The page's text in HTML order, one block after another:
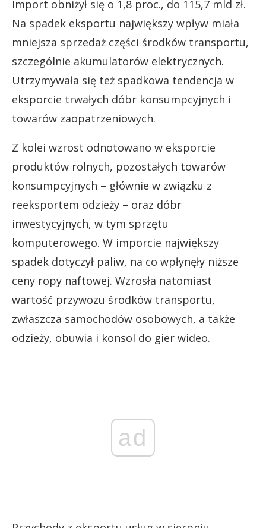
Import obniżył się o 1,8 proc., do 115,7 mld zł.
Na spadek eksportu największy wpływ miała
mniejsza sprzedaż części środków transportu,
szczególnie akumulatorów elektrycznych.
Utrzymywała się też spadkowa tendencja w
eksporcie trwałych dóbr konsumpcyjnych i
towarów zaopatrzeniowych.
Z kolei wzrost odnotowano w eksporcie
produktów rolnych, pozostałych towarów
konsumpcyjnych – głównie w związku z
reeksportem odzieży – oraz dóbr
inwestycyjnych, w tym sprzętu
komputerowego. W imporcie największy
spadek dotyczył paliw, na co wpłynęły niższe
ceny ropy naftowej. Wzrosła natomiast
wartość przywozu środków transportu,
zwłaszcza samochodów osobowych, a także
odzieży, obuwia i konsol do gier wideo.
ad